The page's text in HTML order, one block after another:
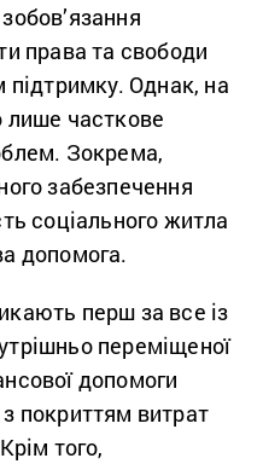
права та свободи
підтримку. Однак, на
лише часткове
Зокрема,
забезпечення
соціального житла
допомога.
перш за все із
переміщеної
допомоги
покриттям витрат
того,